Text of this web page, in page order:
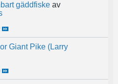
gäddfiske av
Giant Pike (Larry